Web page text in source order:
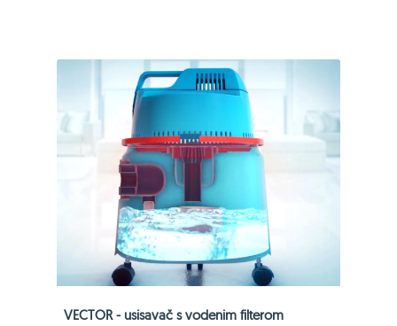
VECTOR - usisavač s vodenim filterom